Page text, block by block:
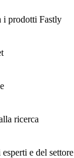
i prodotti Fastly
ricerca
e del settore